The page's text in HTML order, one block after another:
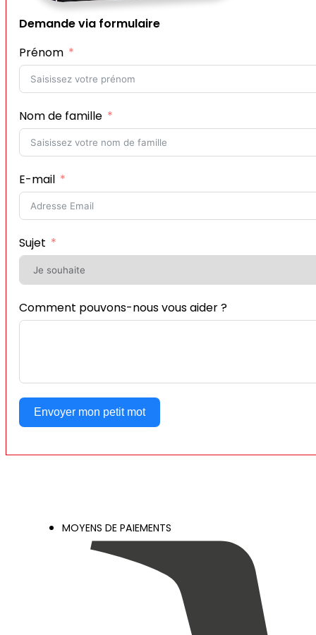
Demande via formulaire
Prénom
Nom de famille
E-mail
Sujet
Comment pouvons-nous vous aider ?
Envoyer mon petit mot
MOYENS DE PAIEMENTS